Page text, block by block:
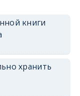
книги
хранить